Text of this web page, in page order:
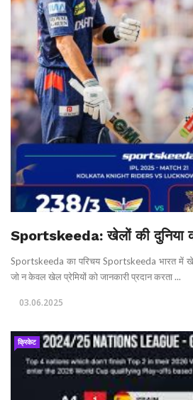
Sportskeeda: खेलों की दुनिया का
Sportskeeda का परिचय Sportskeeda भारत में
जो न केवल खेल प्रेमियों को जानकारी प्रदान करता ...
03.06.2025
क्रिकेट